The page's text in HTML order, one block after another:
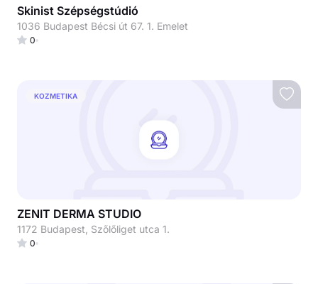
Skinist Szépségstúdió
1036 Budapest Bécsi út 67. 1. Emelet
0
KOZMETIKA
ZENIT DERMA STUDIO
1172 Budapest, Szőlőliget utca 1.
0